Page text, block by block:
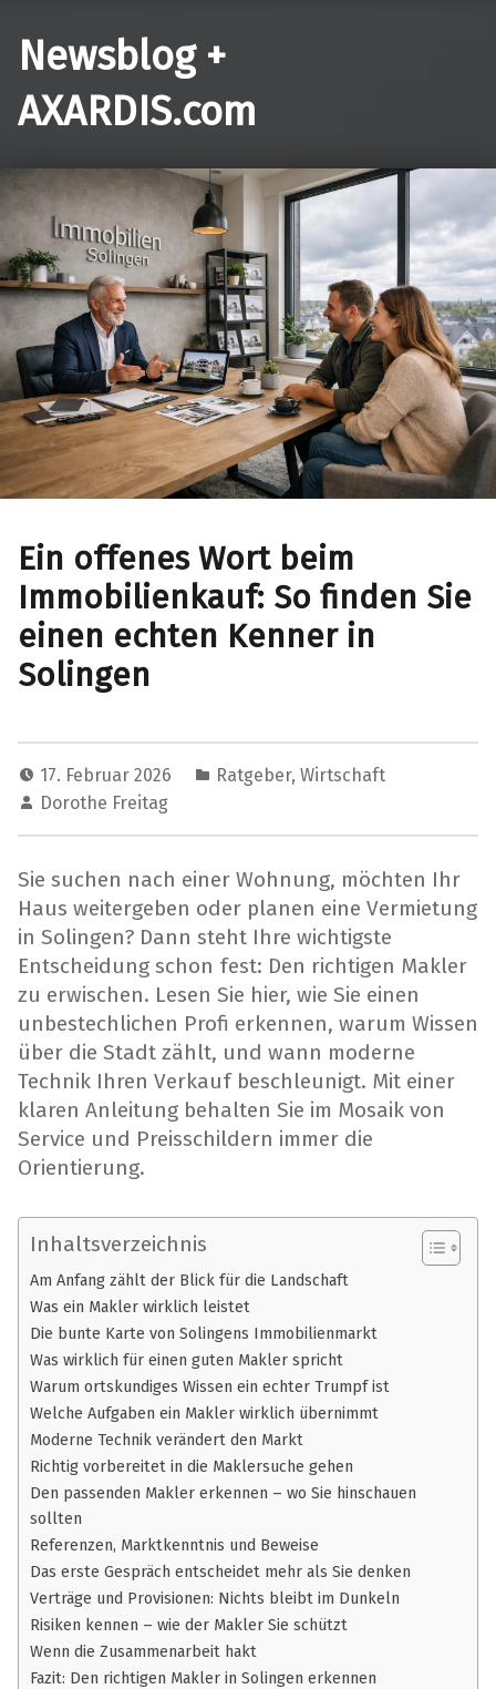
Newsblog +
AXARDIS.com
Ein offenes Wort beim
Immobilienkauf: So finden Sie
einen echten Kenner in
Solingen
17. Februar 2026 Ratgeber, Wirtschaft
Dorothe Freitag
Sie suchen nach einer Wohnung, möchten Ihr
Haus weitergeben oder planen eine Vermietung
in Solingen? Dann steht Ihre wichtigste
Entscheidung schon fest: Den richtigen Makler
zu erwischen. Lesen Sie hier, wie Sie einen
unbestechlichen Profi erkennen, warum Wissen
über die Stadt zählt, und wann moderne
Technik Ihren Verkauf beschleunigt. Mit einer
klaren Anleitung behalten Sie im Mosaik von
Service und Preisschildern immer die
Orientierung.
Inhaltsverzeichnis
Am Anfang zählt der Blick für die Landschaft
Was ein Makler wirklich leistet
Die bunte Karte von Solingens Immobilienmarkt
Was wirklich für einen guten Makler spricht
Warum ortskundiges Wissen ein echter Trumpf ist
Welche Aufgaben ein Makler wirklich übernimmt
Moderne Technik verändert den Markt
Richtig vorbereitet in die Maklersuche gehen
Den passenden Makler erkennen – wo Sie hinschauen
sollten
Referenzen, Marktkenntnis und Beweise
Das erste Gespräch entscheidet mehr als Sie denken
Verträge und Provisionen: Nichts bleibt im Dunkeln
Risiken kennen – wie der Makler Sie schützt
Wenn die Zusammenarbeit hakt
Fazit: Den richtigen Makler in Solingen erkennen